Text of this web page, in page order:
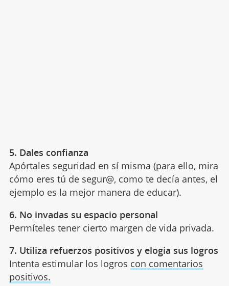
5. Dales confianza
Apórtales seguridad en sí misma (para ello, mira
cómo eres tú de segur@, como te decía antes, el
ejemplo es la mejor manera de educar).
6. No invadas su espacio personal
Permíteles tener cierto margen de vida privada.
7. Utiliza refuerzos positivos y elogia sus logros
Intenta estimular los logros con comentarios
positivos.